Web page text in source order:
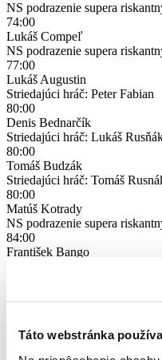
Táto webstránka
NS podrazenie supera
74:00
Lukáš Compeľ
NS podrazenie supera
77:00
Lukáš Augustin
Striedajúci hráč: Peter Fabian
80:00
Denis Bednarčík
Striedajúci hráč: Lukáš
80:00
Tomáš Budzák
Striedajúci hráč: Tomáš
80:00
Matúš Kotrady
NS podrazenie supera
84:00
František Bango
Peter Fabian